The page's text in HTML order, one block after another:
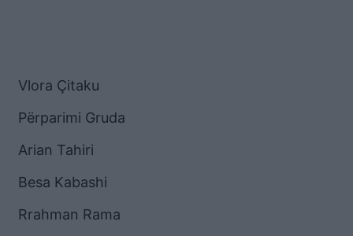
Vlora Çitaku
Përparimi Gruda
Arian Tahiri
Besa Kabashi
Rrahman Rama